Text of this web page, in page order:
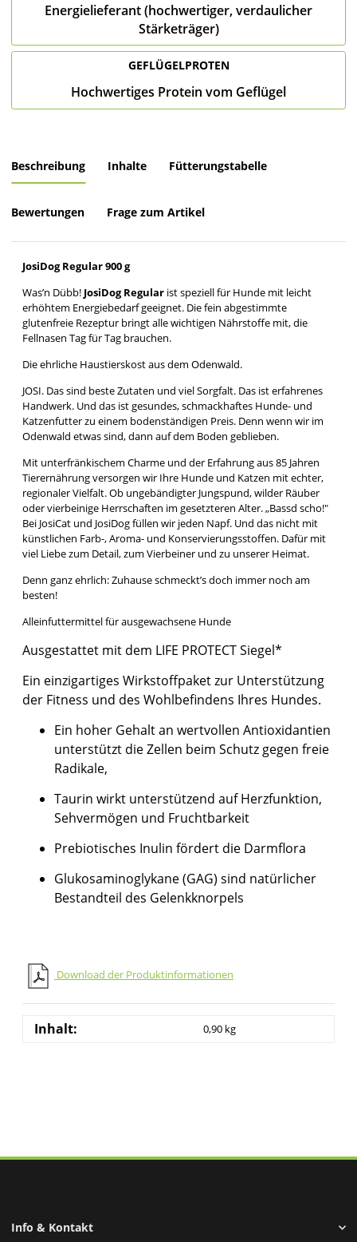
Energielieferant (hochwertiger, verdaulicher
Stärketräger)
GEFLÜGELPROTEN
Hochwertiges Protein vom Geflügel
Beschreibung Inhalte Fütterungstabelle
Bewertungen Frage zum Artikel
JosiDog Regular 900 g
Was’n Dübb! JosiDog Regular ist speziell für Hunde mit leicht
erhöhtem Energiebedarf geeignet. Die fein abgestimmte
glutenfreie Rezeptur bringt alle wichtigen Nährstoffe mit, die
Fellnasen Tag für Tag brauchen.
Die ehrliche Haustierskost aus dem Odenwald.
JOSI. Das sind beste Zutaten und viel Sorgfalt. Das ist erfahrenes
Handwerk. Und das ist gesundes, schmackhaftes Hunde- und
Katzenfutter zu einem bodenständigen Preis. Denn wenn wir im
Odenwald etwas sind, dann auf dem Boden geblieben.
Mit unterfränkischem Charme und der Erfahrung aus 85 Jahren
Tierernährung versorgen wir Ihre Hunde und Katzen mit echter,
regionaler Vielfalt. Ob ungebändigter Jungspund, wilder Räuber
oder vierbeinige Herrschaften im gesetzteren Alter. „Bassd scho!"
Bei JosiCat und JosiDog füllen wir jeden Napf. Und das nicht mit
künstlichen Farb-, Aroma- und Konservierungsstoffen. Dafür mit
viel Liebe zum Detail, zum Vierbeiner und zu unserer Heimat.
Denn ganz ehrlich: Zuhause schmeckt’s doch immer noch am
besten!
Alleinfuttermittel für ausgewachsene Hunde
Ausgestattet mit dem LIFE PROTECT Siegel*
Ein einzigartiges Wirkstoffpaket zur Unterstützung
der Fitness und des Wohlbefindens Ihres Hundes.
Ein hoher Gehalt an wertvollen Antioxidantien
unterstützt die Zellen beim Schutz gegen freie
Radikale,
Taurin wirkt unterstützend auf Herzfunktion,
Sehvermögen und Fruchtbarkeit
Prebiotisches Inulin fördert die Darmflora
Glukosaminoglykane (GAG) sind natürlicher
Bestandteil des Gelenkknorpels
Download der Produktinformationen
Inhalt: 0,90 kg
Info & Kontakt